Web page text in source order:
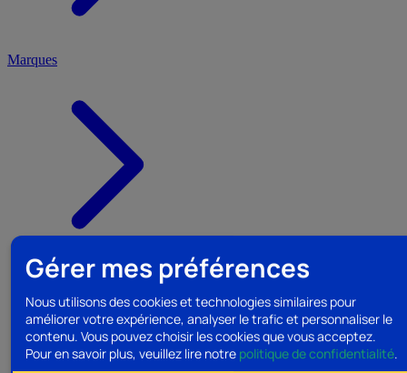
Gérer mes préférences
Nous utilisons des cookies et technologies similaires pour
améliorer votre expérience, analyser le trafic et personnaliser le
contenu. Vous pouvez choisir les cookies que vous acceptez.
Pour en savoir plus, veuillez lire notre politique de confidentialité.
Marques